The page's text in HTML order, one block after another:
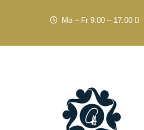
Mo – Fr 9.00 – 17.00